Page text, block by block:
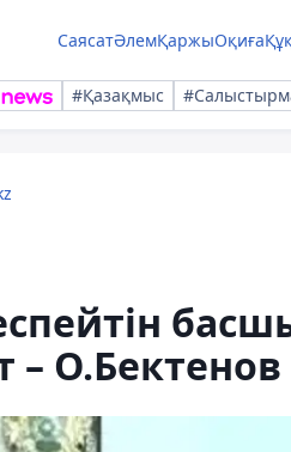
СаясатӘлемҚаржыОқиға
#Қазақмыс
– О.Бектенов